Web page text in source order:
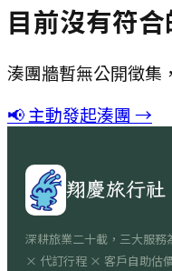
目前沒有符
湊團牆暫無公開徵集
📢 主動發起湊團 →
翔慶旅行社
深耕旅業二十載，三大服務
× 代訂行程 × 客戶自助估